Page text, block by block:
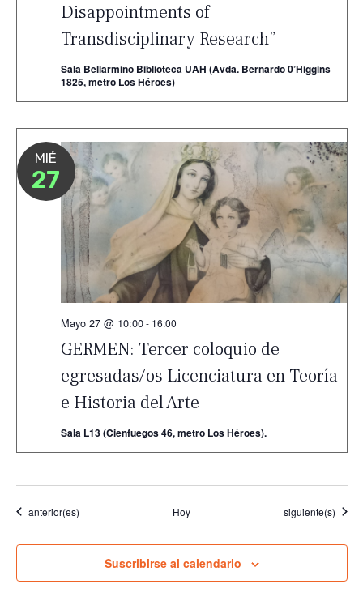
Disappointments of
Transdisciplinary Research”
Sala Bellarmino Biblioteca UAH (Avda. Bernardo 0’Higgins
1825, metro Los Héroes)
MIÉ
27
GERMEN: Tercer coloquio de
egresadas/os Licenciatura en Teoría
e Historia del Arte
Mayo 27 @ 10:00- 16:00
Sala L13 (Cienfuegos 46, metro Los Héroes).
Eventos
anterior(es) Hoy Eventos
siguiente(s)
Suscribirse al calendario